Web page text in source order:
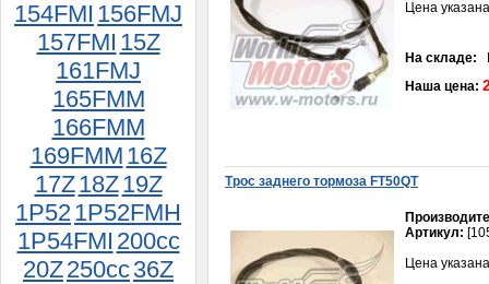
154FMI 156FMJ
157FMI 15Z
161FMJ
165FMM
166FMM
169FMM 16Z
17Z18Z19Z
1P521P52FMH
1P54FMI 200cc
20Z250cc36Z
Шестерня Урал
генератора 6В
600руб.
Цена
На складе:
Наша цена:
Трос заднего тормоза FT50QT
Артикул:
Цена